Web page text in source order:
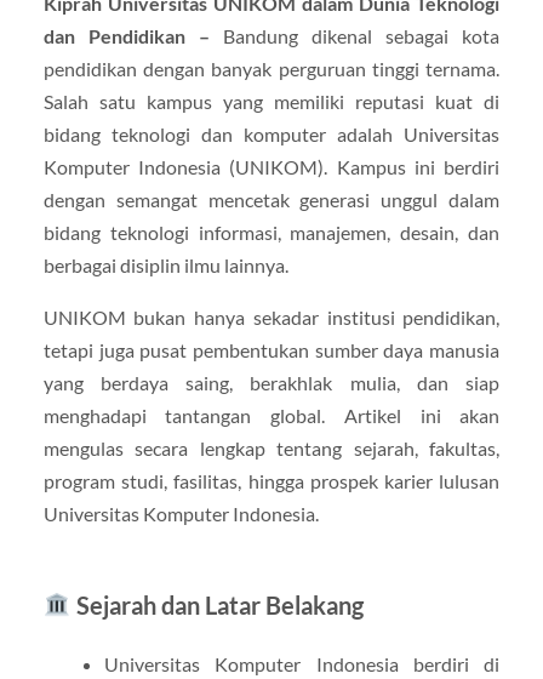
dan Pendidikan – Bandung dikenal sebagai kota
pendidikan dengan banyak perguruan tinggi ternama.
Salah satu kampus yang memiliki reputasi kuat di
bidang teknologi dan komputer adalah Universitas
Komputer Indonesia (UNIKOM). Kampus ini berdiri
dengan semangat mencetak generasi unggul dalam
bidang teknologi informasi, manajemen, desain, dan
berbagai disiplin ilmu lainnya.
UNIKOM bukan hanya sekadar institusi pendidikan,
tetapi juga pusat pembentukan sumber daya manusia
yang berdaya saing, berakhlak mulia, dan siap
menghadapi tantangan global. Artikel ini akan
mengulas secara lengkap tentang sejarah, fakultas,
program studi, fasilitas, hingga prospek karier lulusan
Universitas Komputer Indonesia.
Sejarah dan Latar Belakang
Universitas Komputer Indonesia berdiri di